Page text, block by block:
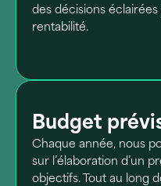
des décisions
rentabilité.
Budget
Chaque année, nous
sur l’élaboration d’un
objectifs. Tout au long